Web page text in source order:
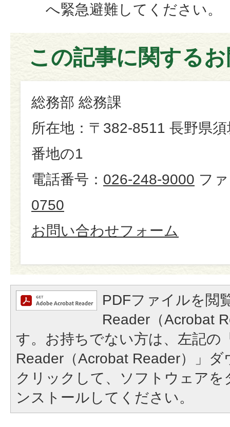
へ緊急避難してください。
この記事に関する
総務部 総務課
所在地：〒382-8511 長野県
番地の1
電話番号： 026-248-9000 フ
0750
お問い合わせフォーム
PDFファイルを閲
Reader（Acrobat
す。お持ちでない方は、左記の
Reader（Acrobat Reader）」
クリックして、ソフトウェア
ンストールしてください。